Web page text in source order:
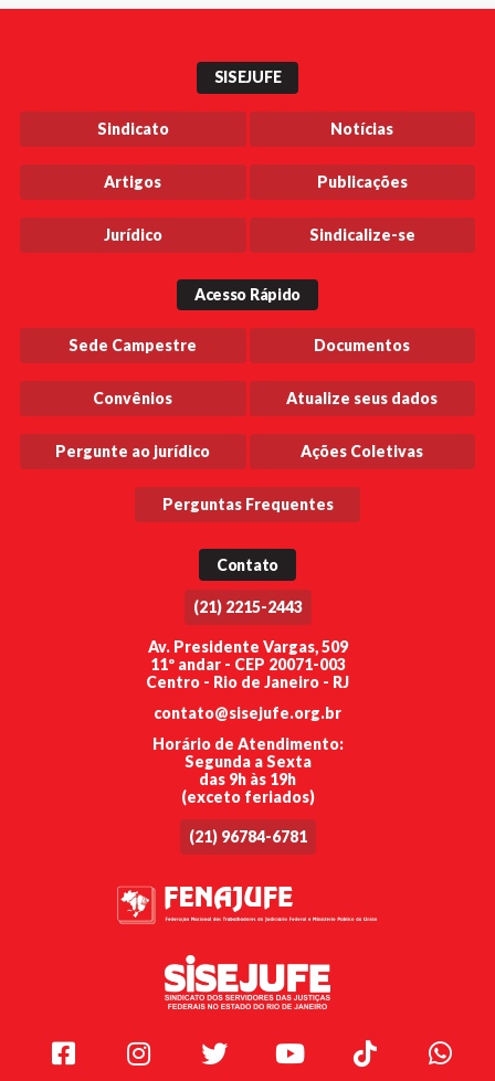
SISEJUFE
Sindicato Notícias
Artigos Publicações
Jurídico Sindicalize-se
Acesso Rápido
Sede Campestre Documentos
Convênios Atualize seus dados
Pergunte ao jurídico Ações Coletivas
Perguntas Frequentes
Contato
(21) 2215-2443
Av. Presidente Vargas, 509
11º andar - CEP 20071-003
Centro - Rio de Janeiro - RJ
contato@sisejufe.org.br
Horário de Atendimento:
Segunda a Sexta
das 9h às 19h
(exceto feriados)
(21) 96784-6781
Facebook Instagram Twitter Youtube TikTok